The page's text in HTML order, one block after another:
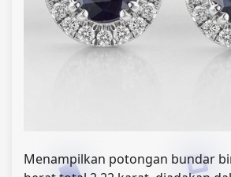
Menampilkan potongan bundar